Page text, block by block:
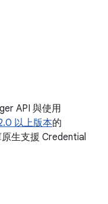
API 與使用
以上版本的
生支援 Credential